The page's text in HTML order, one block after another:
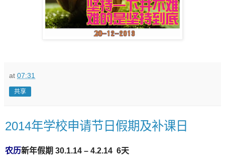
at 07:31
共享
2014年学校申请节日假期及补课日
农历新年假期 30.1.14 – 4.2.14 6天